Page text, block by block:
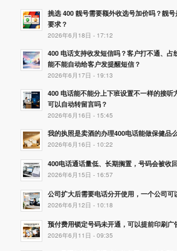
挑选 400 靓号需要额外收选号加价吗？靓
要求？
2026年6月18日 - 17:12
400 电话支持收发短信吗？客户打不通、占
能不能自动给客户发提醒短信？
2026年6月17日 - 19:13
400 电话能不能分上下班设置不一样的接听
可以自动转留言吗？
2026年6月16日 - 15:45
我的执照是卖酒的办理400电话能做保健品
2026年6月16日 - 10:22
400电话通话量低、长期搁置，号码会被收
2026年6月15日 - 16:57
公司扩大后需要电话分开使用，一个公司可
2026年6月12日 - 10:18
预付费用锁定号码未开通，可以提前印刷广
2026年6月11日 - 09:35